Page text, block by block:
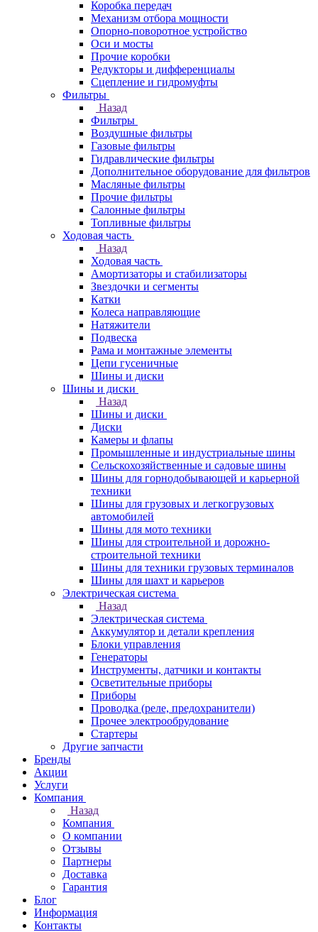
Коробка передач
Механизм отбора мощности
Опорно-поворотное устройство
Оси и мосты
Прочие коробки
Редукторы и дифференциалы
Сцепление и гидромуфты
Фильтры
Назад
Фильтры
Воздушные фильтры
Газовые фильтры
Гидравлические фильтры
Дополнительное оборудование для фильтров
Масляные фильтры
Прочие фильтры
Салонные фильтры
Топливные фильтры
Ходовая часть
Назад
Ходовая часть
Амортизаторы и стабилизаторы
Звездочки и сегменты
Катки
Колеса направляющие
Натяжители
Подвеска
Рама и монтажные элементы
Цепи гусеничные
Шины и диски
Шины и диски
Назад
Шины и диски
Диски
Камеры и флапы
Промышленные и индустриальные шины
Сельскохозяйственные и садовые шины
Шины для горнодобывающей и карьерной
техники
Шины для грузовых и легкогрузовых
автомобилей
Шины для мото техники
Шины для строительной и дорожно-
строительной техники
Шины для техники грузовых терминалов
Шины для шахт и карьеров
Электрическая система
Назад
Электрическая система
Аккумулятор и детали крепления
Блоки управления
Генераторы
Инструменты, датчики и контакты
Осветительные приборы
Приборы
Проводка (реле, предохранители)
Прочее электрообрудование
Стартеры
Другие запчасти
Бренды
Акции
Услуги
Компания
Назад
Компания
О компании
Отзывы
Партнеры
Доставка
Гарантия
Блог
Информация
Контакты